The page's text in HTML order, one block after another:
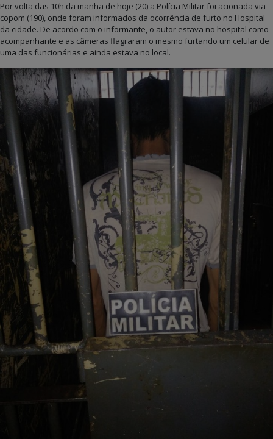
Por volta das 10h da manhã de hoje (20) a Polícia Militar foi acionada via
copom (190), onde foram informados da ocorrência de furto no Hospital
da cidade. De acordo com o informante, o autor estava no hospital como
acompanhante e as câmeras flagraram o mesmo furtando um celular de
uma das funcionárias e ainda estava no local.